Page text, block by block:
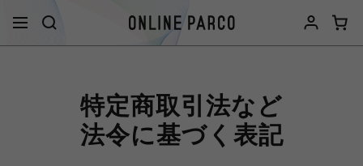
特定商取引法など
法令に基づく表記